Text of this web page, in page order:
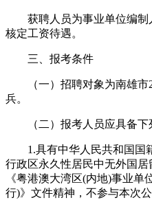
获聘人员为事业单位编制
核定工资待遇。
三、报考条件
（一）招聘对象为南雄市
兵。
（二）报考人员应具备下
1.具有中华人民共和国国
行政区永久性居民中无外国
《粤港澳大湾区(内地)事业
行)》文件精神，不参与本次公